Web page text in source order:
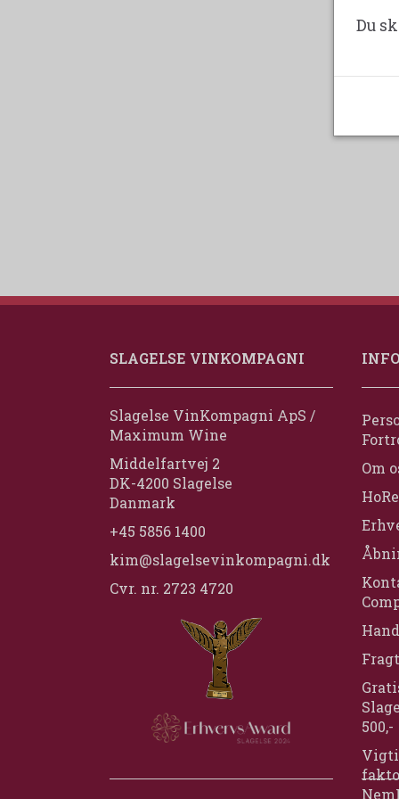
SLAGELSE VINKOMPAGNI
Slagelse VinKompagni ApS /
Maximum Wine
Middelfartvej 2
DK-4200 Slagelse
Danmark
+45 5856 1400
kim@slagelsevinkompagni.dk
Cvr. nr. 2723 4720
Om
Fragt
500,-
Du